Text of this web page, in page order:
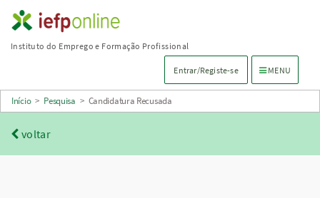
Saltar
para
principal
Instituto do Emprego e Formação Profissional
Entrar/Registe-se Menu de
MENU
Início > Pesquisa > Candidatura Recusada
voltar